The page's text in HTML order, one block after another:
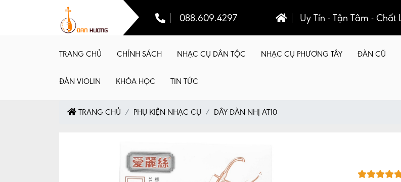
088.609.4297 Uy Tín - Tận Tâm - Chất
TRANG CHỦ CHÍNH SÁCH NHẠC CỤ DÂN TỘC NHẠC CỤ PHƯƠNG TÂY ĐÀN CŨ
ĐÀN VIOLIN KHÓA HỌC TIN TỨC
TRANG CHỦ PHỤ KIỆN NHẠC CỤ DÂY ĐÀN NHỊ AT10